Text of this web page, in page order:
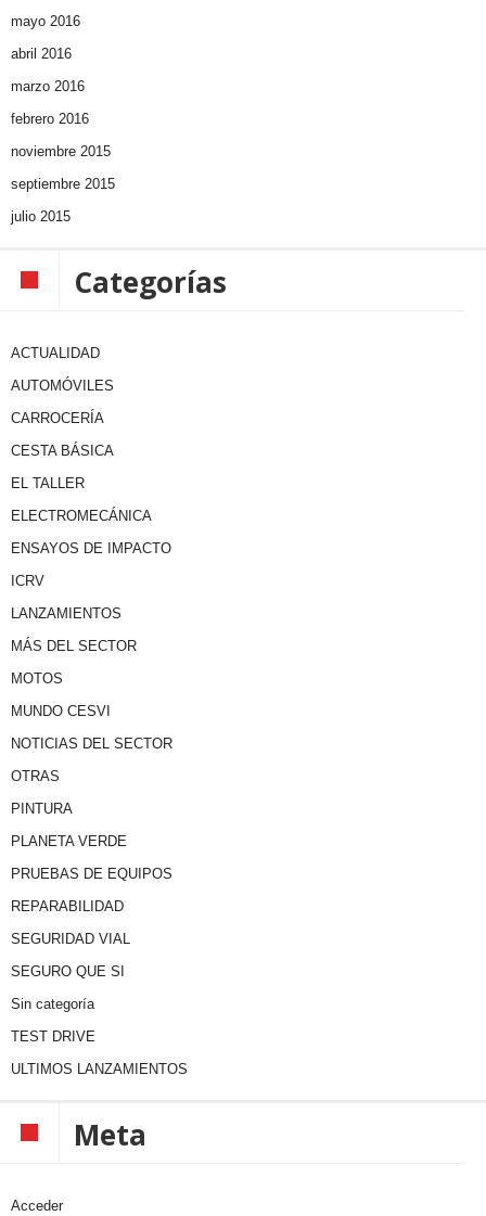
mayo 2016
abril 2016
marzo 2016
febrero 2016
noviembre 2015
septiembre 2015
julio 2015
Categorías
ACTUALIDAD
AUTOMÓVILES
CARROCERÍA
CESTA BÁSICA
EL TALLER
ELECTROMECÁNICA
ENSAYOS DE IMPACTO
ICRV
LANZAMIENTOS
MÁS DEL SECTOR
MOTOS
MUNDO CESVI
NOTICIAS DEL SECTOR
OTRAS
PINTURA
PLANETA VERDE
PRUEBAS DE EQUIPOS
REPARABILIDAD
SEGURIDAD VIAL
SEGURO QUE SI
Sin categoría
TEST DRIVE
ULTIMOS LANZAMIENTOS
Meta
Acceder